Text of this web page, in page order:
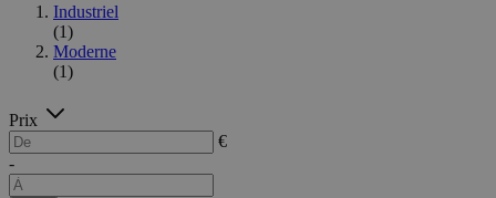
Industriel
(1)
Moderne
(1)
Prix
€
-